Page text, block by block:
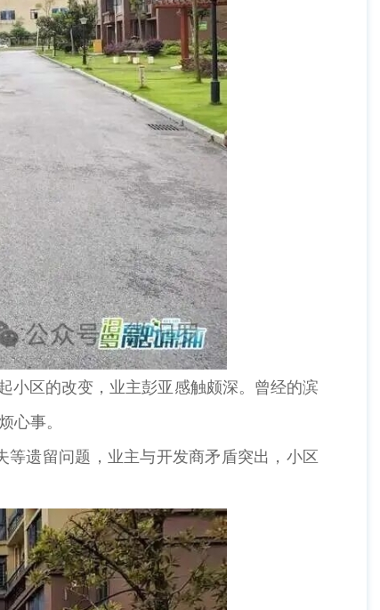
区的改变，业主彭亚感触颇深。曾经的滨
心事。
遗留问题，业主与开发商矛盾突出，小区